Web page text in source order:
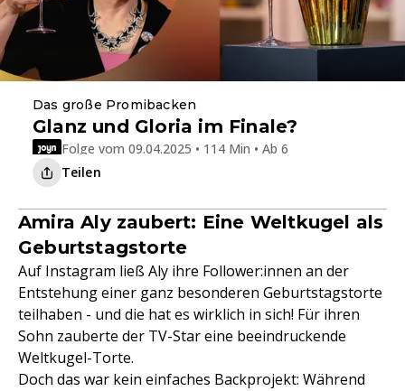
Das große Promibacken
Glanz und Gloria im Finale?
Folge vom 09.04.2025 • 114 Min • Ab 6
Teilen
Amira Aly zaubert: Eine Weltkugel als
Geburtstagstorte
Auf Instagram ließ Aly ihre Follower:innen an der
Entstehung einer ganz besonderen Geburtstagstorte
teilhaben - und die hat es wirklich in sich! Für ihren
Sohn zauberte der TV-Star eine beeindruckende
Weltkugel-Torte.
Doch das war kein einfaches Backprojekt: Während